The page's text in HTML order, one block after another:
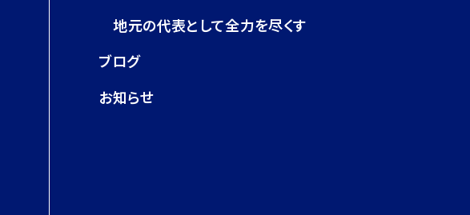
地元の代表として全力を尽くす
ブログ
お知らせ